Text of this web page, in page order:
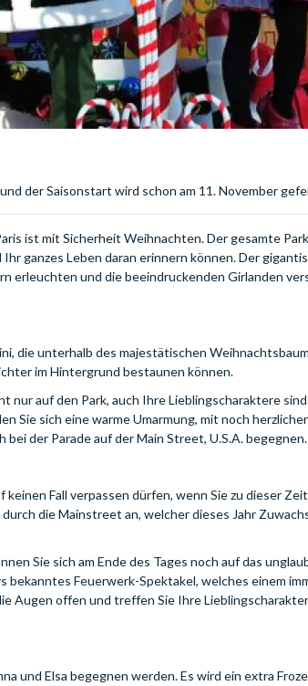
der Saisonstart wird schon am 11. November
ist mit Sicherheit Weihnachten. Der gesamte
ganzes Leben daran erinnern können. Der
erleuchten und die beeindruckenden Girlanden
die unterhalb des majestätischen
im Hintergrund bestaunen können.
auf den Park, auch Ihre Lieblingscharaktere
Sie sich eine warme Umarmung, mit noch
der Parade auf der Main Street, U.S.A. begegnen.
Fall verpassen dürfen, wenn Sie zu dieser
die Mainstreet an, welcher dieses Jahr
Sie sich am Ende des Tages noch auf das
bekanntes Feuerwerk-Spektakel, welches einem
Augen offen und treffen Sie Ihre
und Elsa begegnen werden. Es wird ein extra